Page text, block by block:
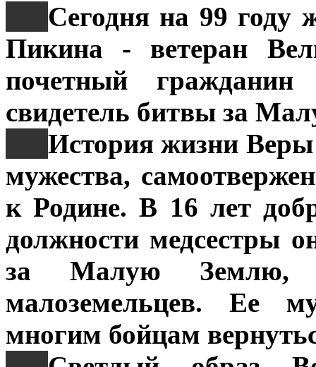
Сегодня на 99 году
Пикина - ветеран
почетный гражданин
свидетель битвы за
История жизни
мужества,
к Родине. В 16 лет
должности медсестры
за Малую Землю,
малоземельцев. Ее
многим бойцам